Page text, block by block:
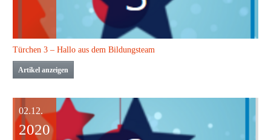
Türchen 3 – Hallo aus dem Bildungsteam
Artikel anzeigen
02.12.
2020